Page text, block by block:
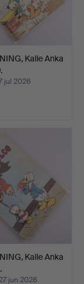
Kalle Anka
jul 2026
Kalle Anka
jun 2026